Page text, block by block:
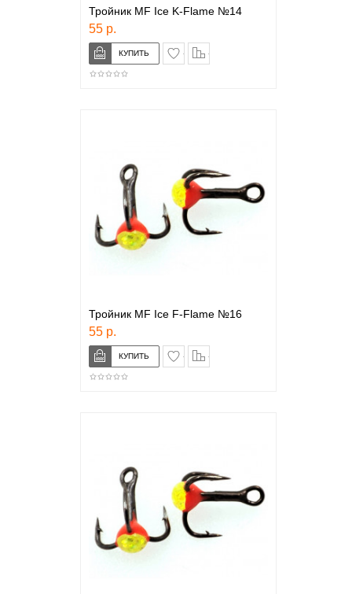
Тройник MF Ice K-Flame №14
55 р.
в закладки
Тройник MF Ice F-Flame №16
55 р.
в закладки